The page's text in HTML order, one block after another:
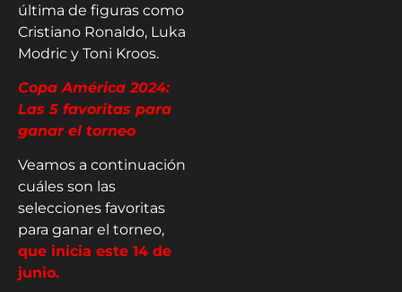
última de figuras como
Cristiano Ronaldo, Luka
Modric y Toni Kroos.
Copa América 2024:
Las 5 favoritas para
ganar el torneo
Veamos a continuación
cuáles son las
selecciones favoritas
para ganar el torneo,
que inicia este 14 de
junio.